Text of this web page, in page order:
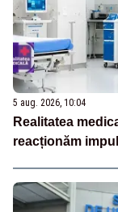
5 aug. 2026, 10:04
Realitatea
reacționăm